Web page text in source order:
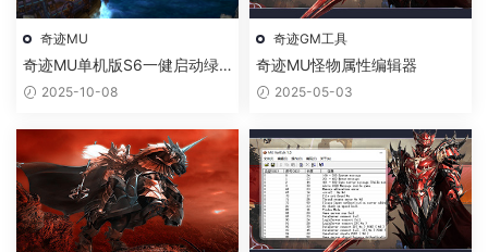
奇迹MU
奇迹MU单机版S6一健启动绿
色免安装版经典单机游戏
2025-10-08
奇迹GM工具
奇迹MU怪物属性编辑器
2025-05-03